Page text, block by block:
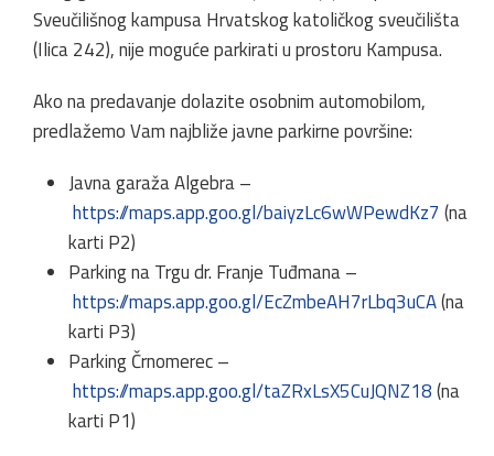
Sveučilišnog kampusa Hrvatskog katoličkog sveučilišta
(Ilica 242), nije moguće parkirati u prostoru Kampusa.
Ako na predavanje dolazite osobnim automobilom,
predlažemo Vam najbliže javne parkirne površine:
Javna garaža Algebra –
https://maps.app.goo.gl/baiyzLc6wWPewdKz7 (na
karti P2)
Parking na Trgu dr. Franje Tuđmana –
https://maps.app.goo.gl/EcZmbeAH7rLbq3uCA(na
karti P3)
Parking Črnomerec –
https://maps.app.goo.gl/taZRxLsX5CuJQNZ18(na
karti P1)